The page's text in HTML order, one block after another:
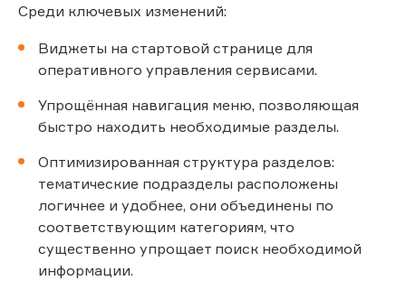
Среди ключевых изменений:
Виджеты на стартовой странице для
оперативного управления сервисами.
Упрощённая навигация меню, позволяющая
быстро находить необходимые разделы.
Оптимизированная структура разделов:
тематические подразделы расположены
логичнее и удобнее, они объединены по
соответствующим категориям, что
существенно упрощает поиск необходимой
информации.